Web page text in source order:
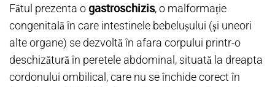
Fătul prezenta ogastroschizis, o malformație
congenitală în care intestinele bebelușului (și uneori
alte organe) se dezvoltă în afara corpului printr-o
deschizătură în peretele abdominal, situată la dreapta
cordonului ombilical, care nu se închide corect în